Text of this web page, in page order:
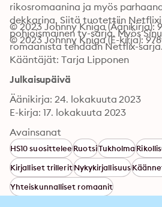
rikosromaanina ja myös
dekkarina. Siitä tuotettiin
pohjoismainen tv-sarja. Myös
romaanista tehdään Netflix-
© 2023 Johnny Kniga (Äänikirja):
© 2023 Johnny Kniga (E-kirja):
Kääntäjät: Tarja Lipponen
Julkaisupäivä
Äänikirja: 24. lokakuuta 2023
E-kirja: 17. lokakuuta 2023
Avainsanat
HS10 suositteleeRuotsiTukholma
Kirjalliset trilleritNykykirjallisuus
Yhteiskunnalliset romaanit